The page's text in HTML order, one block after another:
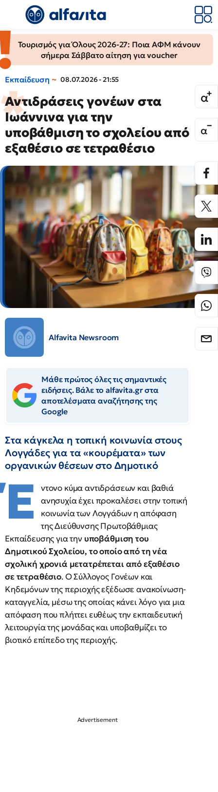
Τουρισμός για Όλους 2026-27: Ποια ΑΦΜ κάνουν
σήμερα Σάββατο αίτηση για voucher
Εκπαίδευση 08.07.2026 - 21:55
Αντιδράσεις γονέων στα
Ιωάννινα για την
υποβάθμιση το σχολείου από
εξαθέσιο σε τετραθέσιο
Alfavita Newsroom
Μάθε πρώτος όλες τις σημαντικές
ειδήσεις. Βάλε το alfavita.gr στα
αποτελέσματα αναζήτησης της
Google
Στα κάγκελα η τοπική κοινωνία στους
Λογγάδες για τα «κουρέματα» των
οργανικών θέσεων στο Δημοτικό
Έ
ντονο κύμα αντιδράσεων και βαθιά
ανησυχία έχει προκαλέσει στην τοπική
κοινωνία των Λογγάδων η απόφαση
της Διεύθυνσης Πρωτοβάθμιας
Εκπαίδευσης για την υποβάθμιση του
Δημοτικού Σχολείου, το οποίο από τη νέα
σχολική χρονιά μετατρέπεται από εξαθέσιο
σε τετραθέσιο. Ο Σύλλογος Γονέων και
Κηδεμόνων της περιοχής εξέδωσε ανακοίνωση-
καταγγελία, μέσω της οποίας κάνει λόγο για μια
απόφαση που πλήττει ευθέως την εκπαιδευτική
λειτουργία της μονάδας και υποβαθμίζει το
βιοτικό επίπεδο της περιοχής.